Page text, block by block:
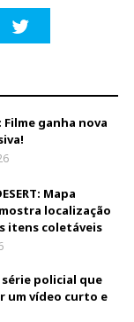
Filme ganha nova
Mapa
localização
itens coletáveis
série policial que
um vídeo curto e